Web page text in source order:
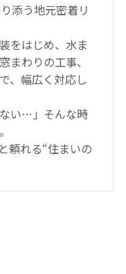
添う地元密着リ
をはじめ、水ま
まわりの工事、
、幅広く対応し
ない…」そんな時
頼れる“住まいの